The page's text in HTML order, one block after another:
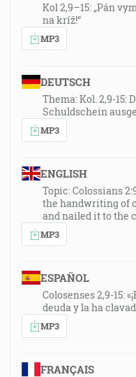
Kol 2,9–15: „Pán
na kríž!“
MP3
DEUTSCH
Thema: Kol. 2,9-15:
Schuldschein
MP3
ENGLISH
Topic: Colossians
the handwriting of
and nailed it to the
MP3
ESPAÑOL
Colosenses 2,9-15:
deuda y la ha
MP3
FRANÇAIS